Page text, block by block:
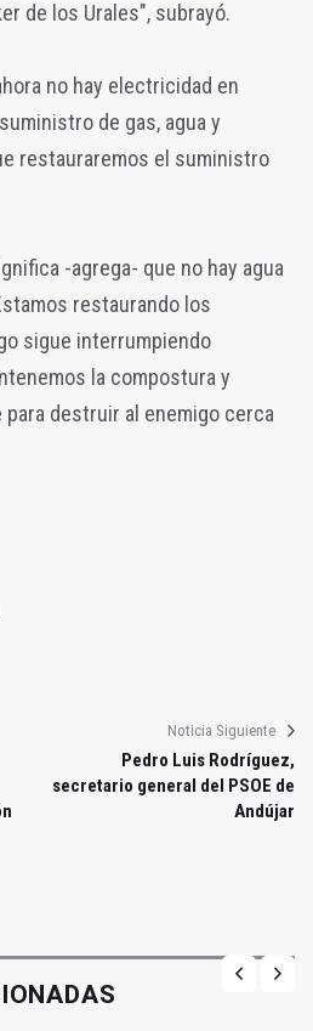
de los Urales", subrayó.
no hay electricidad en
de gas, agua y
restauraremos el suministro
-agrega- que no hay agua
restaurando los
sigue interrumpiendo
la compostura y
destruir al enemigo cerca
Noticia Siguiente
Pedro Luis Rodríguez,
secretario general del PSOE de
Andújar